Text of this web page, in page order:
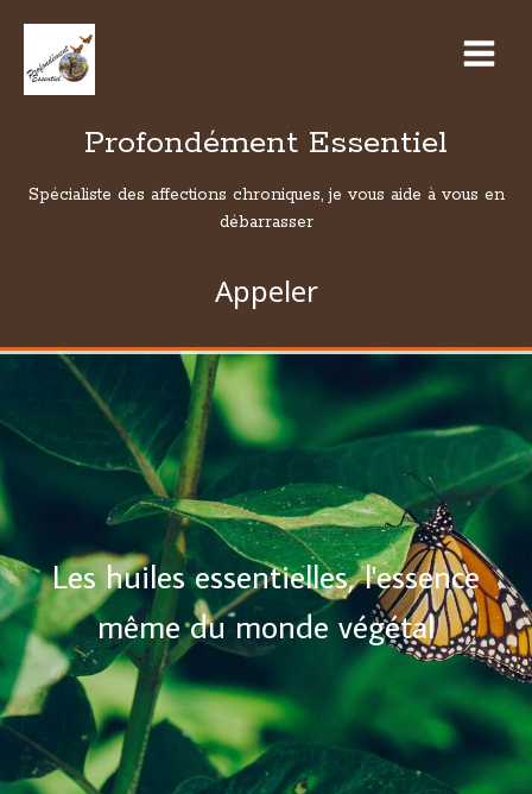
Profondément Essentiel
Spécialiste des affections chroniques, je vous aide à vous en
débarrasser
Appeler
Les huiles essentielles, l'essence
même du monde végétal